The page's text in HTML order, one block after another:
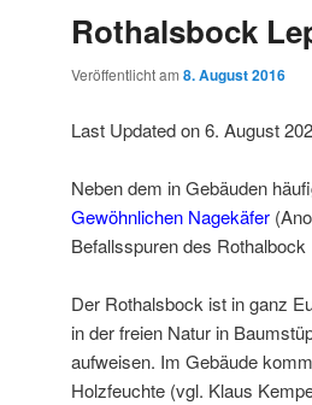
Rothalsbock
Veröffentlicht am 8. August 2016
Last Updated on 6. August
Neben dem in Gebäuden
Gewöhnlichen Nagekäfer
Befallsspuren des
Der Rothalsbock ist in ganz
in der freien Natur in
aufweisen. Im Gebäude
Holzfeuchte (vgl. Klaus